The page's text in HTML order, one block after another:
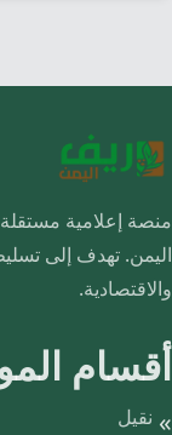
منصة إعلامية
اليمن. تهدف إلى
والاقتصادية.
أقسام
نقيل